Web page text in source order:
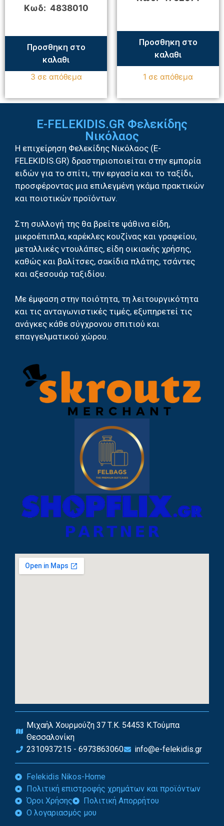
Κωδ: 4838010
Προσθηκη στο
καλαθι
3 σε απόθεμα
Προσθηκη στο
καλαθι
1 σε απόθεμα
E-FELEKIDIS.GR Φελεκίδης
Νικόλαος
Η επιχείρηση Φελεκίδης Νικόλαος (E-
FELEKIDIS.GR) δραστηριοποιείται στην εμπορία
ειδών για το σπίτι, την εργασία και το ταξίδι,
προσφέροντας μια επιλεγμένη γκάμα πρακτικών
και ποιοτικών προϊόντων.
Στη συλλογή της θα βρείτε ψάθινα είδη,
μικροέπιπλα, καρέκλες κουζίνας και γραφείου,
μεταλλικές ντουλάπες, είδη οικιακής χρήσης,
καθώς και βαλίτσες, σακίδια πλάτης, τσάντες
και αξεσουάρ ταξιδίου.
Με έμφαση στην ποιότητα, τη λειτουργικότητα
και τις ανταγωνιστικές τιμές, εξυπηρετεί τις
ανάγκες κάθε σύγχρονου σπιτιού και
επαγγελματικού χώρου.
Μιχαήλ Χουρμούζη 37 Τ.Κ. 54453 Κ.Τούμπα
Θεσσαλονίκη
2310937215 - 6973863060
info@e-felekidis.gr
Felekidis Nikos-Home
Πολιτική επιστροφής χρημάτων και προϊόντων
Όροι Χρήσης
Πολιτική Απορρήτου
Ο λογαριασμός μου